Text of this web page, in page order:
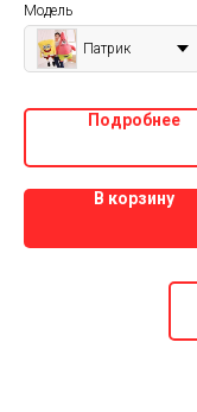
Модель
Патрик
Подробнее
В корзину